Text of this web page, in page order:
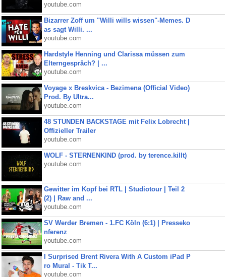
youtube.com
Bizarrer Zoff um "Willi wills wissen"-Memes. D
as sagt Willi. ...
youtube.com
Hardstyle Henning und Clarissa müssen zum
Elterngespräch? | ...
youtube.com
Voyage x Breskvica - Bezimena (Official Video)
Prod. By Ultra...
youtube.com
48 STUNDEN BACKSTAGE mit Felix Lobrecht |
Offizieller Trailer
youtube.com
WOLF - STERNENKIND (prod. by terence.killt)
youtube.com
Gewitter im Kopf bei RTL | Studiotour | Teil 2
(2) | Raw and ...
youtube.com
SV Werder Bremen - 1.FC Köln (6:1) | Presseko
nferenz
youtube.com
I Surprised Brent Rivera With A Custom iPad P
ro Mural - Tik T...
youtube.com